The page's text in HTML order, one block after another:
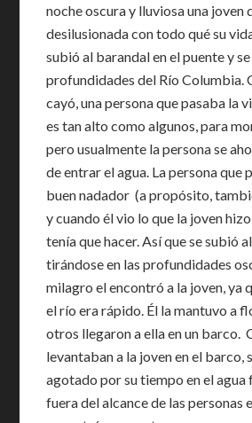
noche oscura y lluviosa una joven
desilusionada con todo qué su
subió al barandal en el puente y
profundidades del Río Columbia.
cayó, una persona que pasaba la
es tan alto como algunos, para
pero usualmente la persona se
de entrar el agua. La persona que
buen nadador (a propósito,
y cuando él vio lo que la joven
tenía que hacer. Así que se subió
tirándose en las profundidades
milagro el encontró a la joven, ya
el río era rápido. Él la mantuvo a
otros llegaron a ella en un barco.
levantaban a la joven en el barco,
agotado por su tiempo en el agua
fuera del alcance de las personas